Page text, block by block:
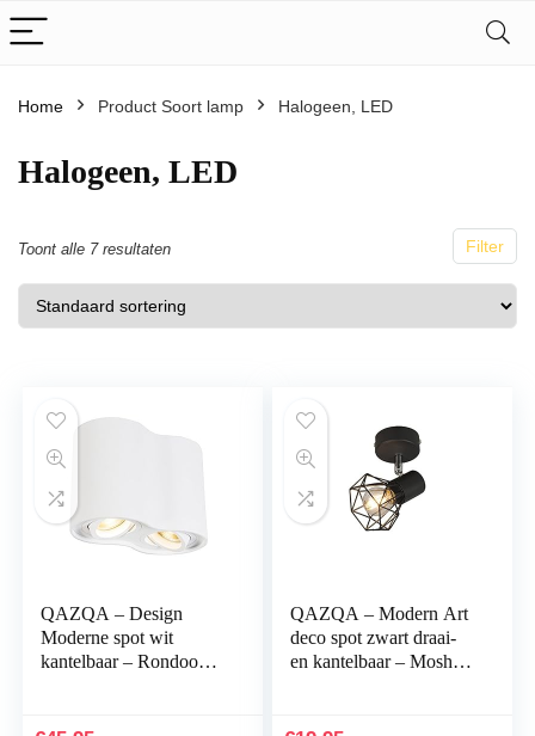
Home Product Soort lamp Halogeen, LED
Halogeen, LED
Filter
Toont alle 7 resultaten
QAZQA – Design
Moderne spot wit
kantelbaar – Rondoo
QAZQA – Modern Art
deco spot zwart draai-
en kantelbaar – Mosh 1 |